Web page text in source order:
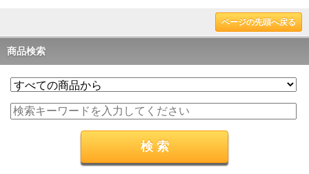
ページの先頭へ戻る
商品検索